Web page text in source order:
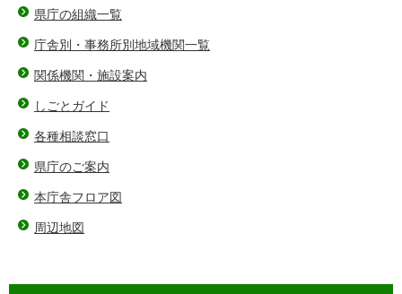
県庁の組織一覧
庁舎別・事務所別地域機関一覧
関係機関・施設案内
しごとガイド
各種相談窓口
県庁のご案内
本庁舎フロア図
周辺地図